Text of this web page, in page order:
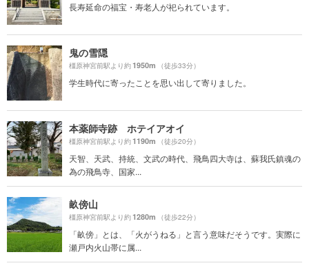
長寿延命の福宝・寿老人が祀られています。
鬼の雪隠
橿原神宮前駅より約1950m （徒歩33分）
学生時代に寄ったことを思い出して寄りました。
本薬師寺跡 ホテイアオイ
橿原神宮前駅より約1190m （徒歩20分）
天智、天武、持統、文武の時代、飛鳥四大寺は、蘇我氏鎮魂の
為の飛鳥寺、国家...
畝傍山
橿原神宮前駅より約1280m （徒歩22分）
「畝傍」とは、「火がうねる」と言う意味だそうです。実際に
瀬戸内火山帯に属...